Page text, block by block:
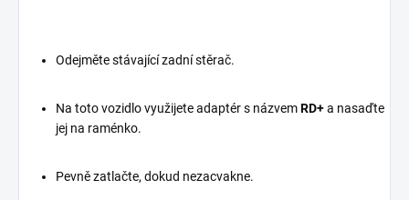
Odejměte stávající zadní stěrač.
Na toto vozidlo využijete adaptér s názvemRD+a nasaďte
jej na raménko.
Pevně zatlačte, dokud nezacvakne.